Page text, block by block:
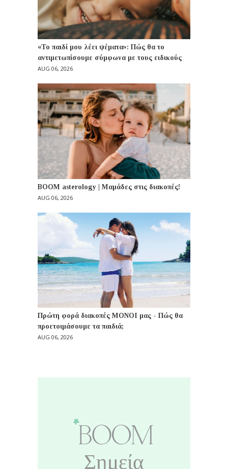
«Το παιδί μου λέει ψέματα»: Πώς θα το
αντιμετωπίσουμε σύμφωνα με τους ειδικούς
AUG 06, 2026
BOOM asterology | Μαμάδες στις διακοπές!
AUG 06, 2026
Πρώτη φορά διακοπές ΜΟΝΟΙ μας - Πώς θα
προετοιμάσουμε τα παιδιά;
AUG 06, 2026